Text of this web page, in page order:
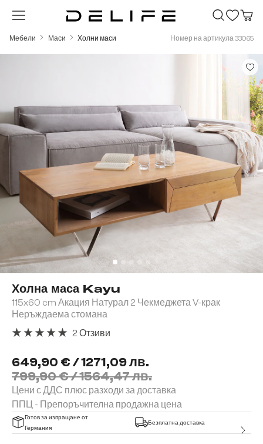
Преминете към основното съдържание
Мебели Маси Холни маси Номер на артикула 33065
Холна маса Kayu
115x60 cm Акация Натурал 2 Чекмеджета V-крак
Неръждаема стомана
649,90 € / 1271,09 лв.
799,90 € / 1564,47 лв.
Цени с ДДС плюс разходи за доставка
ППЦ - Препоръчителна продажна цена
2 Отзиви
Готов за изпращане от
Германия
Безплатна доставка